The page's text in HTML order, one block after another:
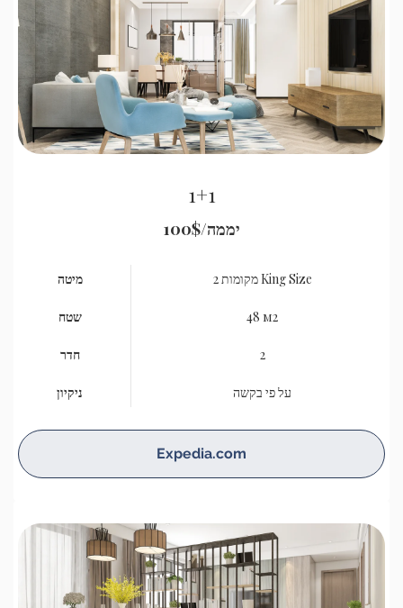
1+1
100$/יממה
מיטה
שטח
חדר
ניקיון
2 מקומות King Size
48 м2
2
על פי בקשה
Expedia.com